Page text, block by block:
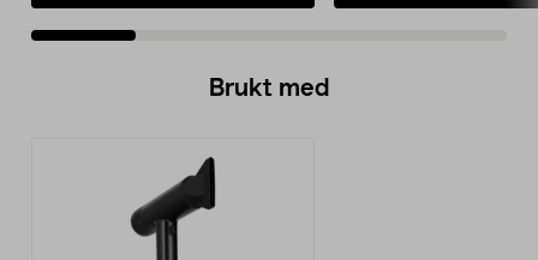
Brukt med